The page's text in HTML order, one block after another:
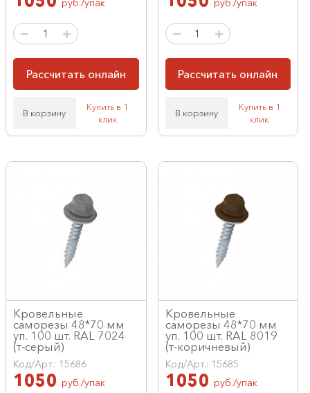
руб./упак
Рассчитать онлайн
В корзину
Купить в 1
клик
руб./упак
Рассчитать онлайн
В корзину
Купить в 1
клик
Кровельные
саморезы 48*70 мм
уп. 100 шт. RAL 7024
(т-серый)
Код/Арт.: 15686
1050 руб./упак
Кровельные
саморезы 48*70 мм
уп. 100 шт. RAL 8019
(т-коричневый)
Код/Арт.: 15685
1050 руб./упак